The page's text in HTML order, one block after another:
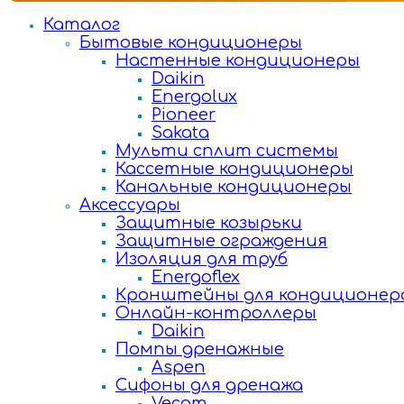
Каталог
Бытовые кондиционеры
Настенные кондиционеры
Daikin
Energolux
Pioneer
Sakata
Мульти сплит системы
Кассетные кондиционеры
Канальные кондиционеры
Аксессуары
Защитные козырьки
Защитные ограждения
Изоляция для труб
Energoflex
Кронштейны для
Онлайн-контроллеры
Daikin
Помпы дренажные
Aspen
Сифоны для дренажа